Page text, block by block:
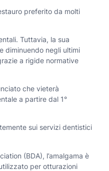
preferito da molti
Tuttavia, la sua
diminuendo negli ultimi
a rigide normative
che vieterà
a partire dal 1°
sui servizi dentistici
(BDA), l’amalgama è
per otturazioni